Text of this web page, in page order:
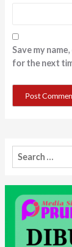
Save my
for the next